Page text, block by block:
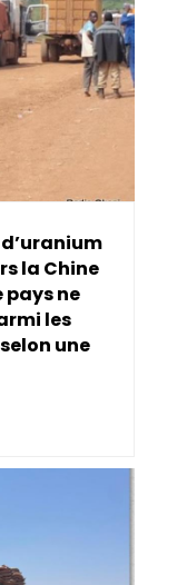
d’uranium
la Chine
pays ne
les
une